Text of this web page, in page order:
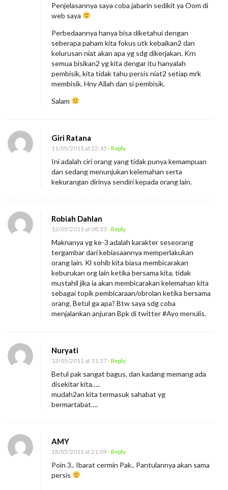
Penjelasannya saya coba jabarin sedikit ya Oom di
web saya
Perbedaannya hanya bisa diketahui dengan
seberapa paham kita fokus utk kebaikan2 dan
kelurusan niat akan apa yg sdg dikerjakan. Krn
semua bisikan2 yg kita dengar itu hanyalah
pembisik, kita tidak tahu persis niat2 setiap mrk
membisik. Hny Allah dan si pembisik.
Salam
Giri Ratana
11/05/2011 at 22:45 - Reply
Ini adalah ciri orang yang tidak punya kemampuan
dan sedang menunjukan kelemahan serta
kekurangan dirinya sendiri kepada orang lain.
Robiah Dahlan
12/05/2011 at 08:33 - Reply
Maknanya yg ke-3 adalah karakter seseorang
tergambar dari kebiasaannya memperlakukan
orang lain. Kl sohib kita biasa membicarakan
keburukan org lain ketika bersama kita, tidak
mustahil jika ia akan membicarakan kelemahan kita
sebagai topik pembicaraan/obrolan ketika bersama
orang. Betul ga apa? Btw saya sdg coba
menjalankan anjuran Bpk di twitter #Ayo menulis.
Nuryati
12/05/2011 at 11:37- Reply
Betul pak sangat bagus, dan kadang memang ada
disekitar kita…..
mudah2an kita termasuk sahabat yg
bermartabat….
AMY
18/05/2011 at 21:09- Reply
Poin 3.. Ibarat cermin Pak.. Pantulannya akan sama
persis